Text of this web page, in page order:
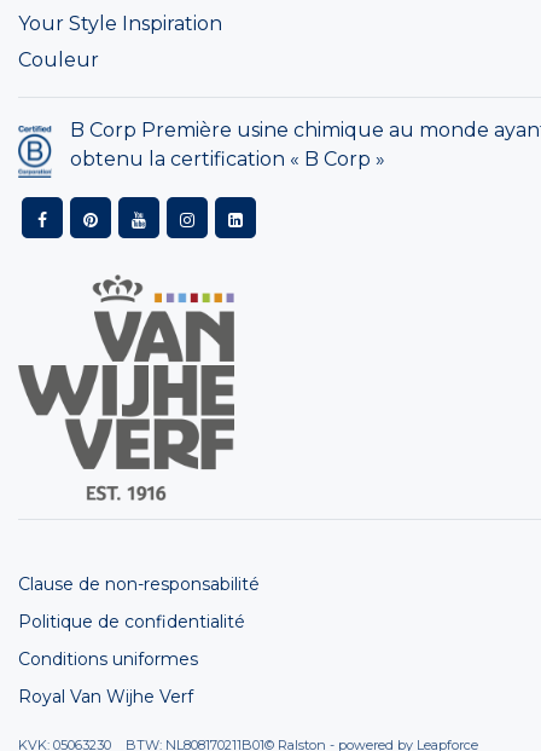
Your Style Inspiration
Couleur
B Corp Première usine chimique au monde
obtenu la certification « B Corp »
Clause de non-responsabilité
Politique de confidentialité
Conditions uniformes
Royal Van Wijhe Verf
KVK: 05063230 BTW: NL808170211B01© Ralston - powered by Leapforce